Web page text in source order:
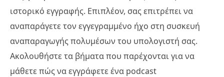
ιστορικό εγγραφής. Επιπλέον, σας επιτρέπει να
αναπαράγετε τον εγγεγραμμένο ήχο στη συσκευή
αναπαραγωγής πολυμέσων του υπολογιστή σας.
Ακολουθήστε τα βήματα που παρέχονται για να
μάθετε πώς να εγγράφετε ένα podcast